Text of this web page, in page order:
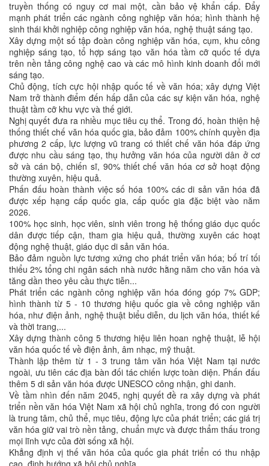
truyền thống có nguy cơ mai một, cần bảo vệ khẩn cấp. Đẩy
mạnh phát triển các ngành công nghiệp văn hóa; hình thành hệ
sinh thái khởi nghiệp công nghiệp văn hóa, nghệ thuật sáng tạo.
Xây dựng một số tập đoàn công nghiệp văn hóa, cụm, khu công
nghiệp sáng tạo, tổ hợp sáng tạo văn hóa tầm cỡ quốc tế dựa
trên nền tảng công nghệ cao và các mô hình kinh doanh đổi mới
sáng tạo.
Chủ động, tích cực hội nhập quốc tế về văn hóa; xây dựng Việt
Nam trở thành điểm đến hấp dẫn của các sự kiện văn hóa, nghệ
thuật tầm cỡ khu vực và thế giới.
Nghị quyết đưa ra nhiều mục tiêu cụ thể. Trong đó, hoàn thiện hệ
thống thiết chế văn hóa quốc gia, bảo đảm 100% chính quyền địa
phương 2 cấp, lực lượng vũ trang có thiết chế văn hóa đáp ứng
được nhu cầu sáng tạo, thụ hưởng văn hóa của người dân ở cơ
sở và cán bộ, chiến sĩ, 90% thiết chế văn hóa cơ sở hoạt động
thường xuyên, hiệu quả.
Phấn đấu hoàn thành việc số hóa 100% các di sản văn hóa đã
được xếp hạng cấp quốc gia, cấp quốc gia đặc biệt vào năm
2026.
100% học sinh, học viên, sinh viên trong hệ thống giáo dục quốc
dân được tiếp cận, tham gia hiệu quả, thường xuyên các hoạt
động nghệ thuật, giáo dục di sản văn hóa.
Bảo đảm nguồn lực tương xứng cho phát triển văn hóa; bố trí tối
thiểu 2% tổng chi ngân sách nhà nước hằng năm cho văn hóa và
tăng dần theo yêu cầu thực tiễn...
Phát triển các ngành công nghiệp văn hóa đóng góp 7% GDP;
hình thành từ 5 - 10 thương hiệu quốc gia về công nghiệp văn
hóa, như điện ảnh, nghệ thuật biểu diễn, du lịch văn hóa, thiết kế
và thời trang,...
Xây dựng thành công 5 thương hiệu liên hoan nghệ thuật, lễ hội
văn hóa quốc tế về điện ảnh, âm nhạc, mỹ thuật.
Thành lập thêm từ 1 - 3 trung tâm văn hóa Việt Nam tại nước
ngoài, ưu tiên các địa bàn đối tác chiến lược toàn diện. Phấn đấu
thêm 5 di sản văn hóa được UNESCO công nhận, ghi danh.
Về tầm nhìn đến năm 2045, nghị quyết đề ra xây dựng và phát
triển nền văn hóa Việt Nam xã hội chủ nghĩa, trong đó con người
là trung tâm, chủ thể, mục tiêu, động lực của phát triển; các giá trị
văn hóa giữ vai trò nền tảng, chuẩn mực và được thẩm thấu trong
mọi lĩnh vực của đời sống xã hội.
Khẳng định vị thế văn hóa của quốc gia phát triển có thu nhập
cao, định hướng xã hội chủ nghĩa.